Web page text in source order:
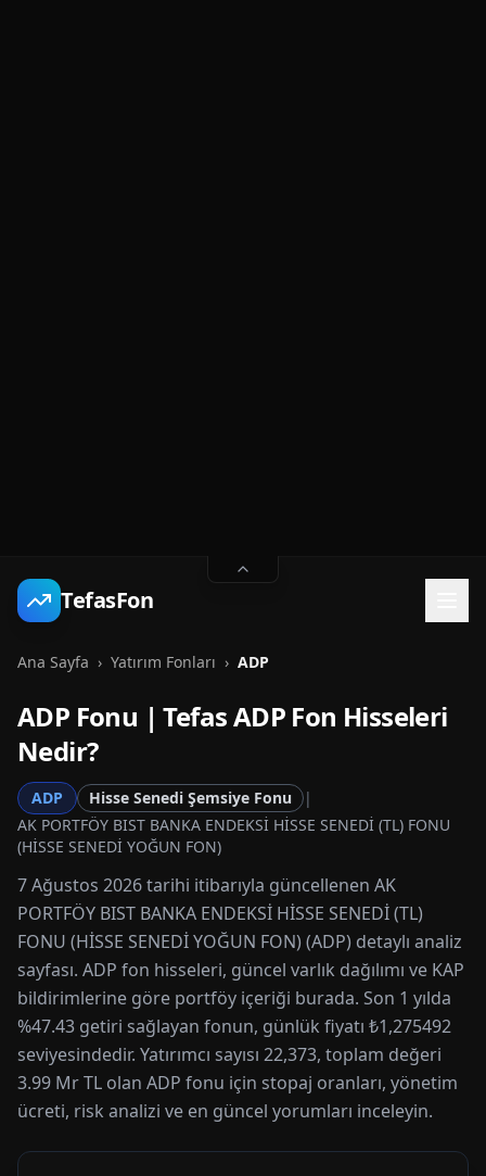
TefasFon
Ana Sayfa › Yatırım Fonları › ADP
ADP Fonu | TefasADP Fon Hisseleri
Nedir?
ADP Hisse Senedi Şemsiye Fonu
|
AK PORTFÖY BIST BANKA ENDEKSİ HİSSE SENEDİ (TL) FONU
(HİSSE SENEDİ YOĞUN FON)
7 Ağustos 2026 tarihi itibarıyla güncellenen AK
PORTFÖY BIST BANKA ENDEKSİ HİSSE SENEDİ (TL)
FONU (HİSSE SENEDİ YOĞUN FON) (ADP) detaylı analiz
sayfası. ADP fon hisseleri, güncel varlık dağılımı ve KAP
bildirimlerine göre portföy içeriği burada. Son 1 yılda
%47.43 getiri sağlayan fonun, günlük fiyatı ₺1,275492
seviyesindedir. Yatırımcı sayısı 22,373, toplam değeri
3.99 Mr TL olan ADP fonu için stopaj oranları, yönetim
ücreti, risk analizi ve en güncel yorumları inceleyin.